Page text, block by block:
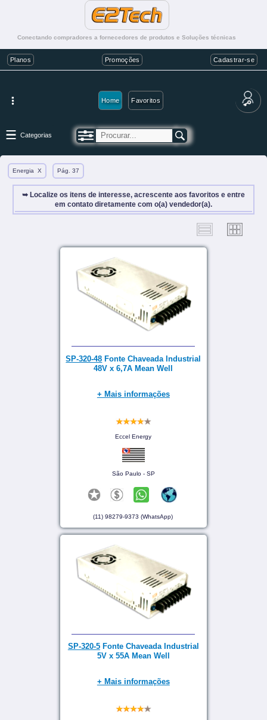
Conectando compradores a fornecedores de produtos e Soluções técnicas
Planos Promoções Cadastrar-se
Home Favoritos
Categorias
Energia X Pág. 37
➥ Localize os itens de interesse, acrescente aos favoritos e entre
em contato diretamente com o(a) vendedor(a).
SP-320-48 Fonte Chaveada Industrial
48V x 6,7A Mean Well
+ Mais informações
Eccel Energy
São Paulo - SP
(11) 98279-9373 (WhatsApp)
SP-320-5Fonte Chaveada Industrial
5V x 55A Mean Well
+ Mais informações